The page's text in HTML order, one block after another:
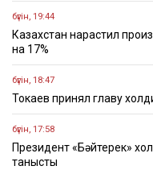
бүгін, 19:44
Казахстан нарастил
на 17%
бүгін, 18:47
Токаев принял главу
бүгін, 17:58
Президент «Бәйтерек»
танысты